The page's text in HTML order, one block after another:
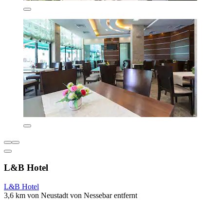
L&B Hotel
L&B Hotel
3,6 km von Neustadt von Nessebar entfernt